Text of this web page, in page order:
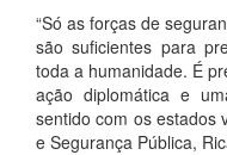
“Só as forças de
são suficientes para
toda a humanidade. É
ação diplomática e
sentido com os estados
e Segurança Pública,